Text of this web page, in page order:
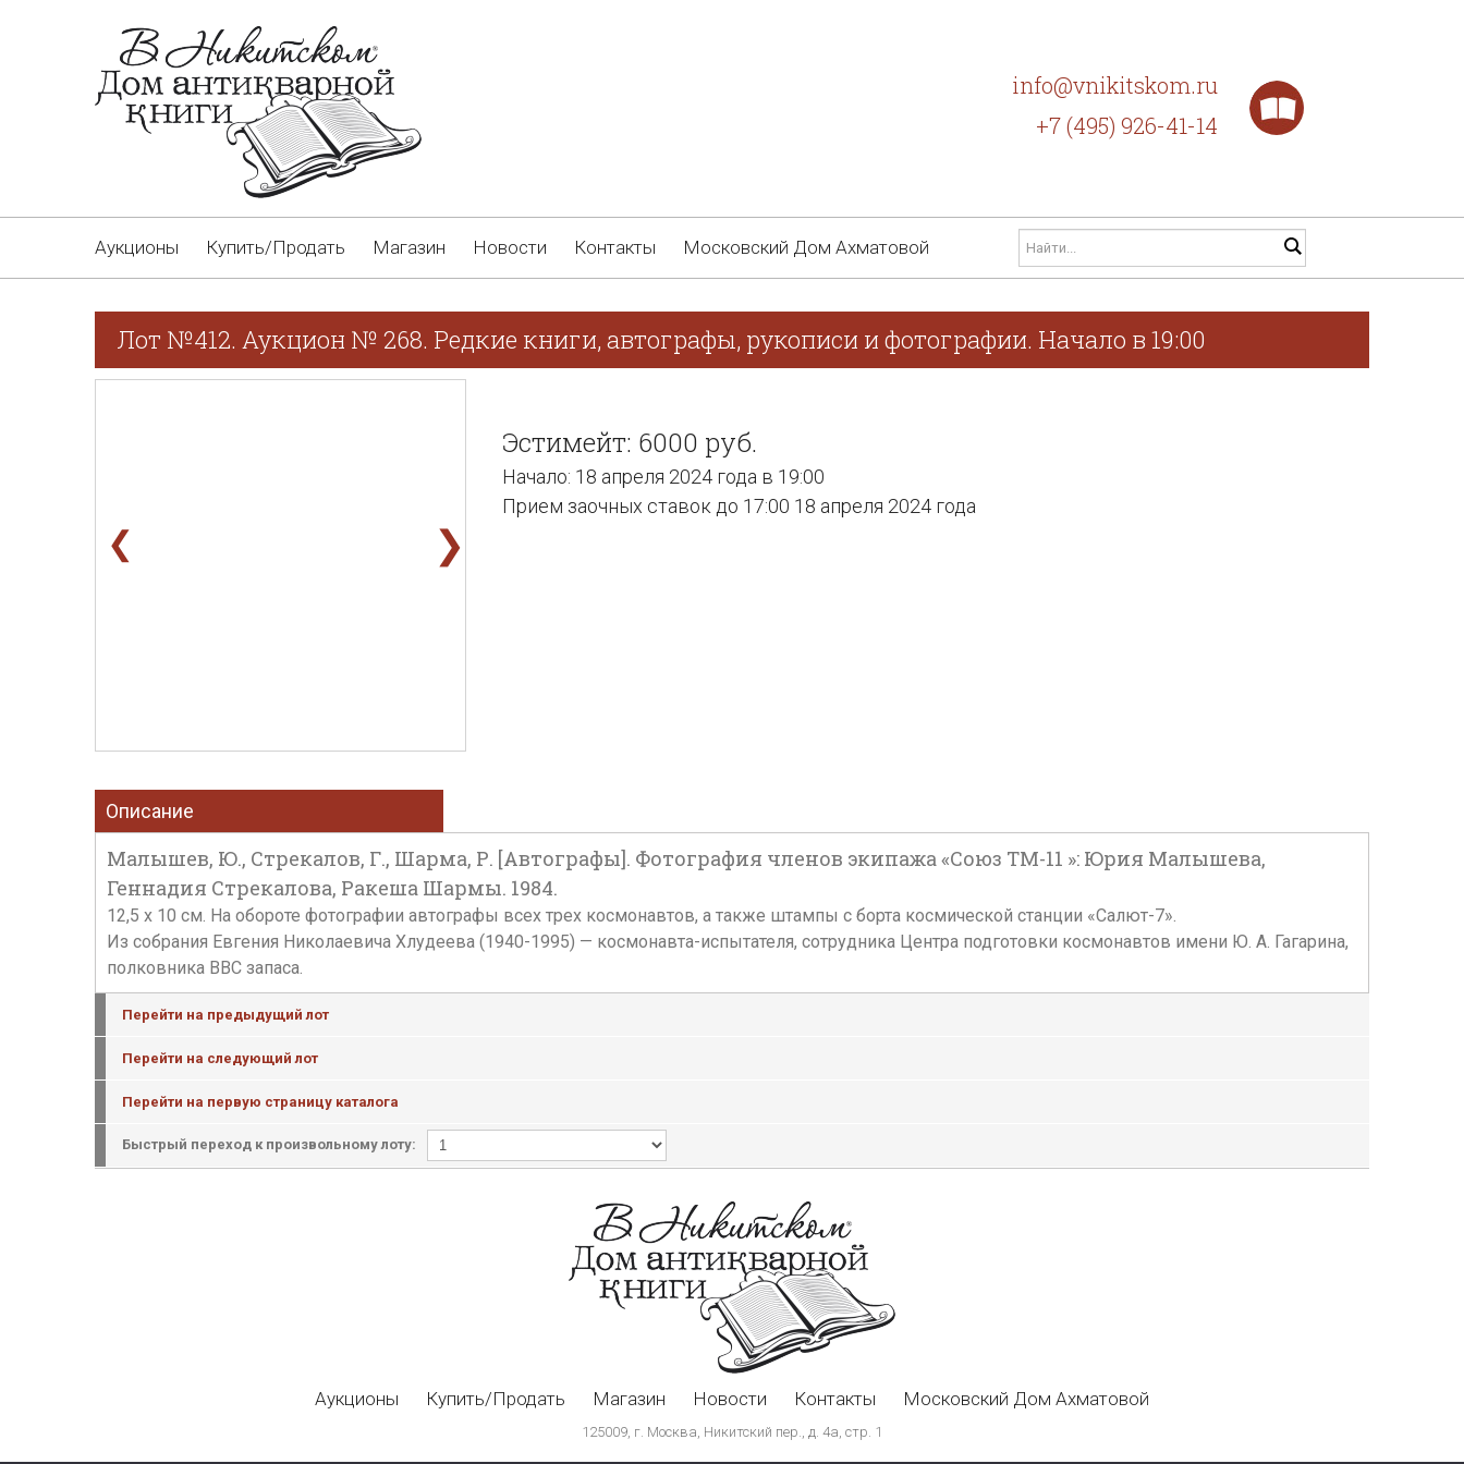
info@vnikitskom.ru
+7 (495) 926-41-14
Аукционы Купить/Продать Магазин Новости Контакты Московский Дом Ахматовой
Лот №412. Аукцион № 268. Редкие книги, автографы, рукописи и фотографии. Начало в 19:00
❮ ❯
Эстимейт: 6000 руб.
Начало: 18 апреля 2024 года в 19:00
Прием заочных ставок до 17:00 18 апреля 2024 года
Описание
Малышев, Ю., Стрекалов, Г., Шарма, Р. [Автографы]. Фотография членов экипажа «Союз ТМ-11 »: Юрия Малышева,
Геннадия Стрекалова, Ракеша Шармы. 1984.
12,5 х 10 см. На обороте фотографии автографы всех трех космонавтов, а также штампы с борта космической станции «Салют-7».
Из собрания Евгения Николаевича Хлудеева (1940-1995) — космонавта-испытателя, сотрудника Центра подготовки космонавтов имени Ю. А. Гагарина,
полковника ВВС запаса.
Перейти на предыдущий лот
Перейти на следующий лот
Перейти на первую страницу каталога
Быстрый переход к произвольному лоту:
Аукционы Купить/Продать Магазин Новости Контакты Московский Дом Ахматовой
125009, г. Москва, Никитский пер., д. 4а, стр. 1